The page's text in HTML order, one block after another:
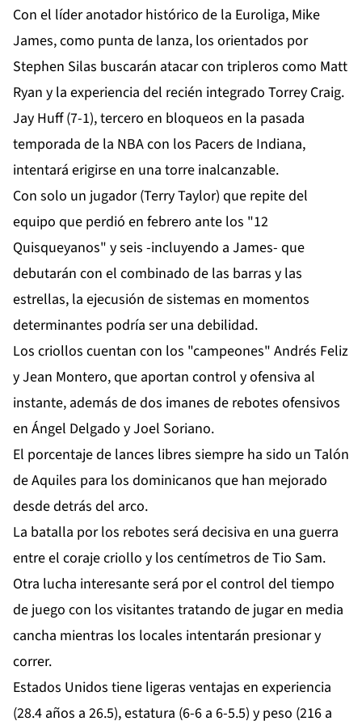
Con el líder anotador histórico de la Euroliga, Mike
James, como punta de lanza, los orientados por
Stephen Silas buscarán atacar con tripleros como Matt
Ryan y la experiencia del recién integrado Torrey Craig.
Jay Huff (7-1), tercero en bloqueos en la pasada
temporada de la NBA con los Pacers de Indiana,
intentará erigirse en una torre inalcanzable.
Con solo un jugador (Terry Taylor) que repite del
equipo que perdió en febrero ante los "12
Quisqueyanos" y seis -incluyendo a James- que
debutarán con el combinado de las barras y las
estrellas, la ejecusión de sistemas en momentos
determinantes podría ser una debilidad.
Los criollos cuentan con los "campeones" Andrés Feliz
y Jean Montero, que aportan control y ofensiva al
instante, además de dos imanes de rebotes ofensivos
en Ángel Delgado y Joel Soriano.
El porcentaje de lances libres siempre ha sido un Talón
de Aquiles para los dominicanos que han mejorado
desde detrás del arco.
La batalla por los rebotes será decisiva en una guerra
entre el coraje criollo y los centímetros de Tio Sam.
Otra lucha interesante será por el control del tiempo
de juego con los visitantes tratando de jugar en media
cancha mientras los locales intentarán presionar y
correr.
Estados Unidos tiene ligeras ventajas en experiencia
(28.4 años a 26.5), estatura (6-6 a 6-5.5) y peso (216 a